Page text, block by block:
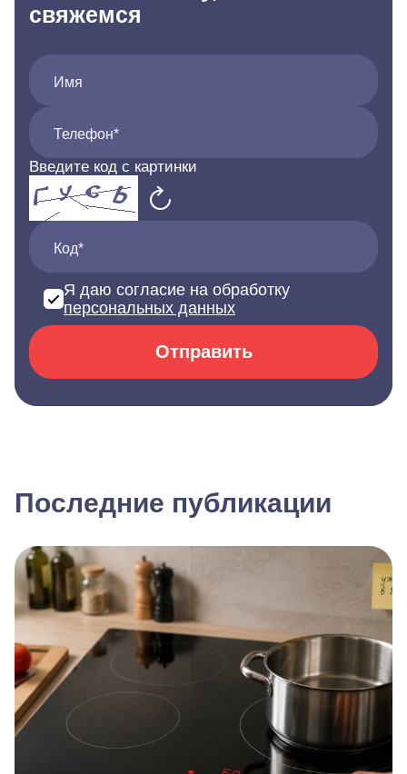
свяжемся
Имя
Телефон*
Введите код с картинки
Код*
Я даю согласие на обработку
персональных данных
Отправить
Последние публикации